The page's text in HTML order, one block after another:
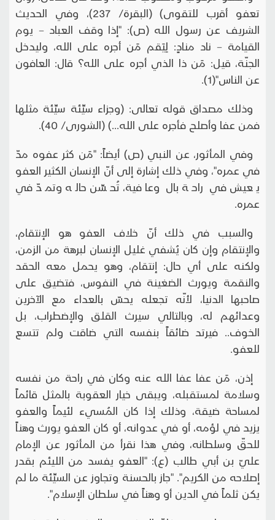
تعفو أقرب للتقوى) (البقرة/ 237)، وفي الحديث
الشريف عن رسول الله (ص): "إذا وقف العباد – يوم
القيامة – ناد منادٍ: لِيَقم مَن أجره على الله، وليدخل
الجنّة، قيل: مَن ذا الذي أجره على الله؟ قال: العافون
عن الناس"(1).
وذلك مصداق قوله تعالى: (وجزاء سيِّئة سيِّئة مثلها
فمن عفا وأصلح فأجره على الله...) (الشورى/ 40).
وفي المأثور، عن النبي (ص) أيضاً: "مَن كثر عفوه مدّ
في عمره"، وفي ذلك إشارة إلى أنّ الإنسان الكثير العفو
يعيش في راحة بال وعافية، تُحسِّن حاله وتمدّ في
عمره.
والسبب في ذلك أنّ خلاف العفو هو الإنتقام،
والإنتقام وإن كان يُشفي غليل الإنسان لبرهة من الزمن،
ولكنه على أي حال: إنتقام، وهو يحمل معه الحقد
والنقمة ويورث الضغينة في النفوس، فتضيق على
صاحبها الدنيا، لأنّه تجعله يحسّ بالعداء مع الآخرين
وعدائهم له، وبالتالي سيرث القلق والإضطراب، بل
الخوف.. فيرتد ضائقاً بنفسه التي ضاقت ولم تتسع
للعفو.
إذن، مَن عفا عفا الله عنه وكان في راحة من نفسه
وسلامة لمستقبله، ويبقى خيار العقوبة بالمثل قائماً
لمساحة ضيقة، وذلك إذا كان المُسيء لئيماً والعفو
يزيد في لؤمه، أو في عدوانه، أو كان العفو يورث وهناً
للحقّ وسلطانه، وفي هذا نقرأ من المأثور عن الإمام
عليّ بن أبي طالب (ع): "العفو يفسد من الليئم بقدر
إصلاحه من الكريم". "جاز بالحسنة وتجاوز عن السيِّئة ما لم
يكن ثلماً في الدين أو وهناً في سلطان الإسلام".